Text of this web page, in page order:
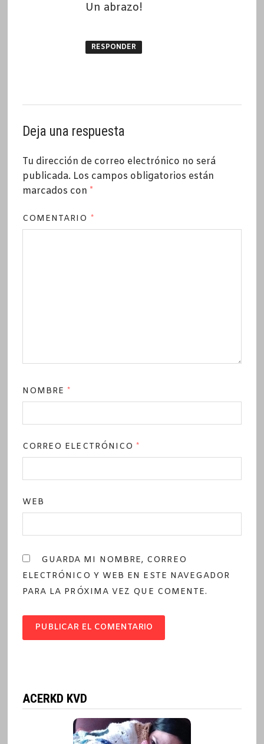
Un abrazo!
RESPONDER
Deja una respuesta
Tu dirección de correo electrónico no será
publicada. Los campos obligatorios están
marcados con *
COMENTARIO *
NOMBRE*
CORREO ELECTRÓNICO*
WEB
GUARDA MI NOMBRE, CORREO
ELECTRÓNICO Y WEB EN ESTE NAVEGADOR
PARA LA PRÓXIMA VEZ QUE COMENTE.
ACERKD KVD